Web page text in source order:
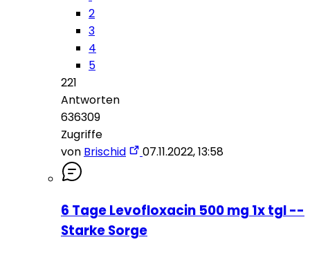
2
3
4
5
221
Antworten
636309
Zugriffe
von Brischid 07.11.2022, 13:58
6 Tage Levofloxacin 500 mg 1x tgl --
Starke Sorge